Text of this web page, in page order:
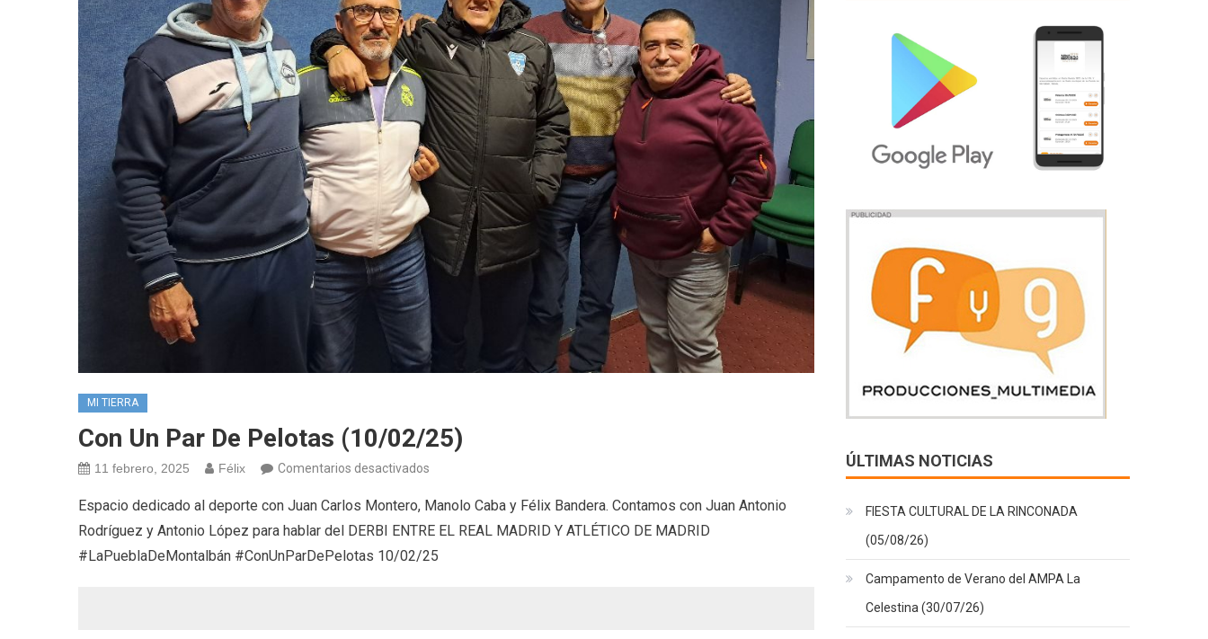
MI TIERRA
Con Un Par De Pelotas (10/02/25)
11 febrero, 2025 Félix Comentarios desactivados
un
par
de
Espacio dedicado al deporte con Juan Carlos Montero, Manolo Caba y Félix Bandera. Contamos con Juan Antonio
Rodríguez y Antonio López para hablar del DERBI ENTRE EL REAL MADRID Y ATLÉTICO DE MADRID
#LaPueblaDeMontalbán #ConUnParDePelotas 10/02/25
ÚLTIMAS NOTICIAS
FIESTA CULTURAL DE LA RINCONADA
(05/08/26)
Campamento de Verano del AMPA La
Celestina (30/07/26)